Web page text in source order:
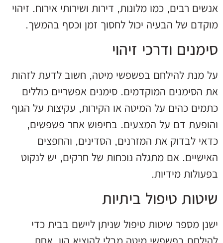
אנשים רבים, כמו מלונות, דירות ושירותי אירוח. זיהוי
מוקדם של הבעיה יכול לחסוך זמן וכסף בהמשך.
סימנים ודרכי זיהוי
על מנת להילחם בפשפשי מיטה, חשוב לדעת לזהות
את הסימנים המוקדמים. סימנים אפשריים כוללים
כתמים כהים על המיטה או הקירות, עקיצות על הגוף
והופעת דם על המצעים. בחיפוש אחר פשפשים,
כדאי לבדוק את המזרנים, הסדינים, והחפצים
האישיים. אם מתגלה נוכחות של חרקים, יש לנקוט
בפעולות מידיות.
שיטות טיפול ביתיות
ישנן מספר שיטות טיפול שניתן ליישם בבית כדי